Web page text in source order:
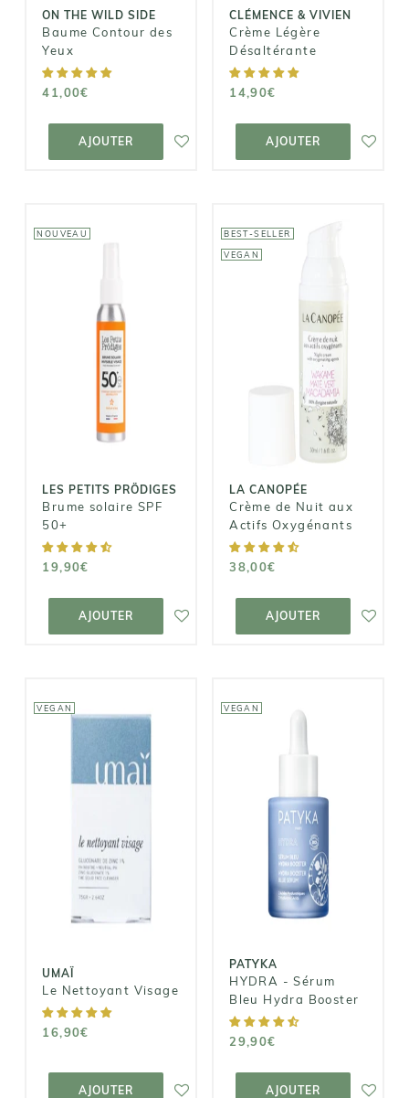
ON THE WILD SIDE
Baume Contour des
Yeux
41,00€
AJOUTER
AJOUTER AU
PANIER
CLÉMENCE & VIVIEN
Crème Légère
Désaltérante
14,90€
AJOUTER
AJOUTER AU
PANIER
NOUVEAU
LES PETITS PRÖDIGES
Brume solaire SPF
50+
19,90€
AJOUTER
LES PETITS
PRÖDIGES
Brume solaire
SPF 50+
19,90€
AJOUTER AU
PANIER
BEST-SELLER
VEGAN
LA CANOPÉE
Crème de Nuit aux
Actifs Oxygénants
38,00€
AJOUTER
LA CANOPÉE
Crème de Nuit
aux Actifs
Oxygénants
38,00€
AJOUTER AU
PANIER
VEGAN
UMAÏ
Le Nettoyant Visage
16,90€
AJOUTER
Le Nettoyant
Visage
AJOUTER AU
PANIER
VEGAN
PATYKA
HYDRA - Sérum
Bleu Hydra Booster
29,90€
AJOUTER
PATYKA
HYDRA -
Sérum Bleu
Hydra Booster
29,90€
AJOUTER AU
PANIER